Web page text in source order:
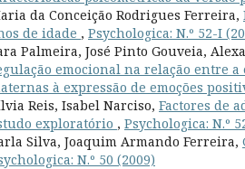
da Conceição Rodrigues Ferreira,
de idade , Psychologica: N.º 52-I
Palmeira, José Pinto Gouveia,
emocional na relação entre
à expressão de emoções
Reis, Isabel Narciso, Factores de
exploratório , Psychologica: N.º
Silva, Joaquim Armando Ferreira,
N.º 50 (2009)